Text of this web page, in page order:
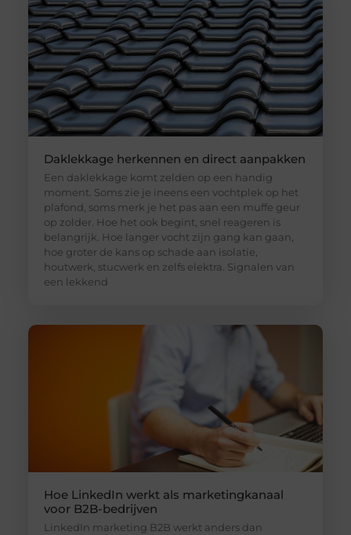
Daklekkage herkennen en direct aanpakken
Een daklekkage komt zelden op een handig
moment. Soms zie je ineens een vochtplek op het
plafond, soms merk je het pas aan een muffe geur
op zolder. Hoe het ook begint, snel reageren is
belangrijk. Hoe langer vocht zijn gang kan gaan,
hoe groter de kans op schade aan isolatie,
houtwerk, stucwerk en zelfs elektra. Signalen van
een lekkend
Hoe LinkedIn werkt als marketingkanaal
voor B2B-bedrijven
LinkedIn marketing B2B werkt anders dan